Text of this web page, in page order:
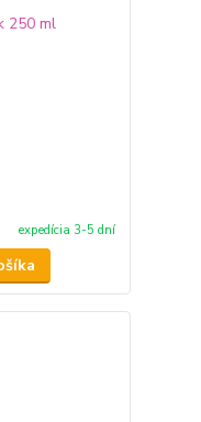
expedícia 3-5 dní